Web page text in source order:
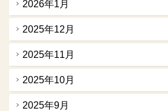
2026年1月
2025年12月
2025年11月
2025年10月
2025年9月